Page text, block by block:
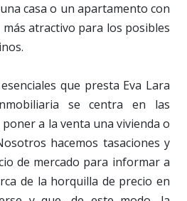
casa o un apartamento con
atractivo para los posibles
que presta Eva Lara
se centra en las
a la venta una vivienda o
hacemos tasaciones y
de mercado para informar a
de la horquilla de precio en